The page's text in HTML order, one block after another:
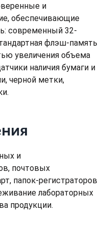
и
обеспечивающие
современный 32-
флэш-память
увеличения объема
наличия бумаги и
черной метки,
и
почтовых
папок-регистраторов
лабораторных
продукции.